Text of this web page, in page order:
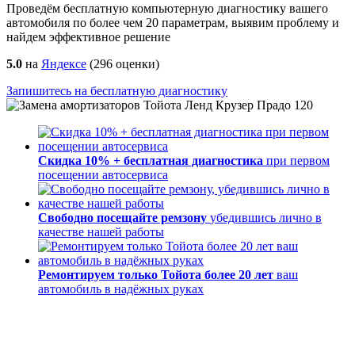
Проведём бесплатную компьютерную диагностику вашего
автомобиля по более чем 20 параметрам, выявим проблему и
найдем эффективное решение
5.0 на Яндексе (296 оценки)
Запишитесь на бесплатную диагностику
Скидка 10% + бесплатная диагностика при первом
посещении автосервиса
Свободно посещайте ремзону убедившись лично в
качестве нашей работы
Ремонтируем только Тойота более 20 лет ваш
автомобиль в надёжных руках